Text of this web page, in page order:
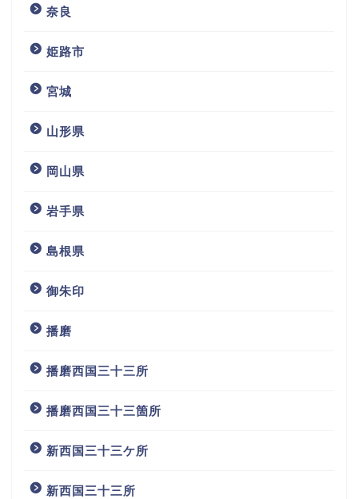
奈良
姫路市
宮城
山形県
岡山県
岩手県
島根県
御朱印
播磨
播磨西国三十三所
播磨西国三十三箇所
新西国三十三ケ所
新西国三十三所